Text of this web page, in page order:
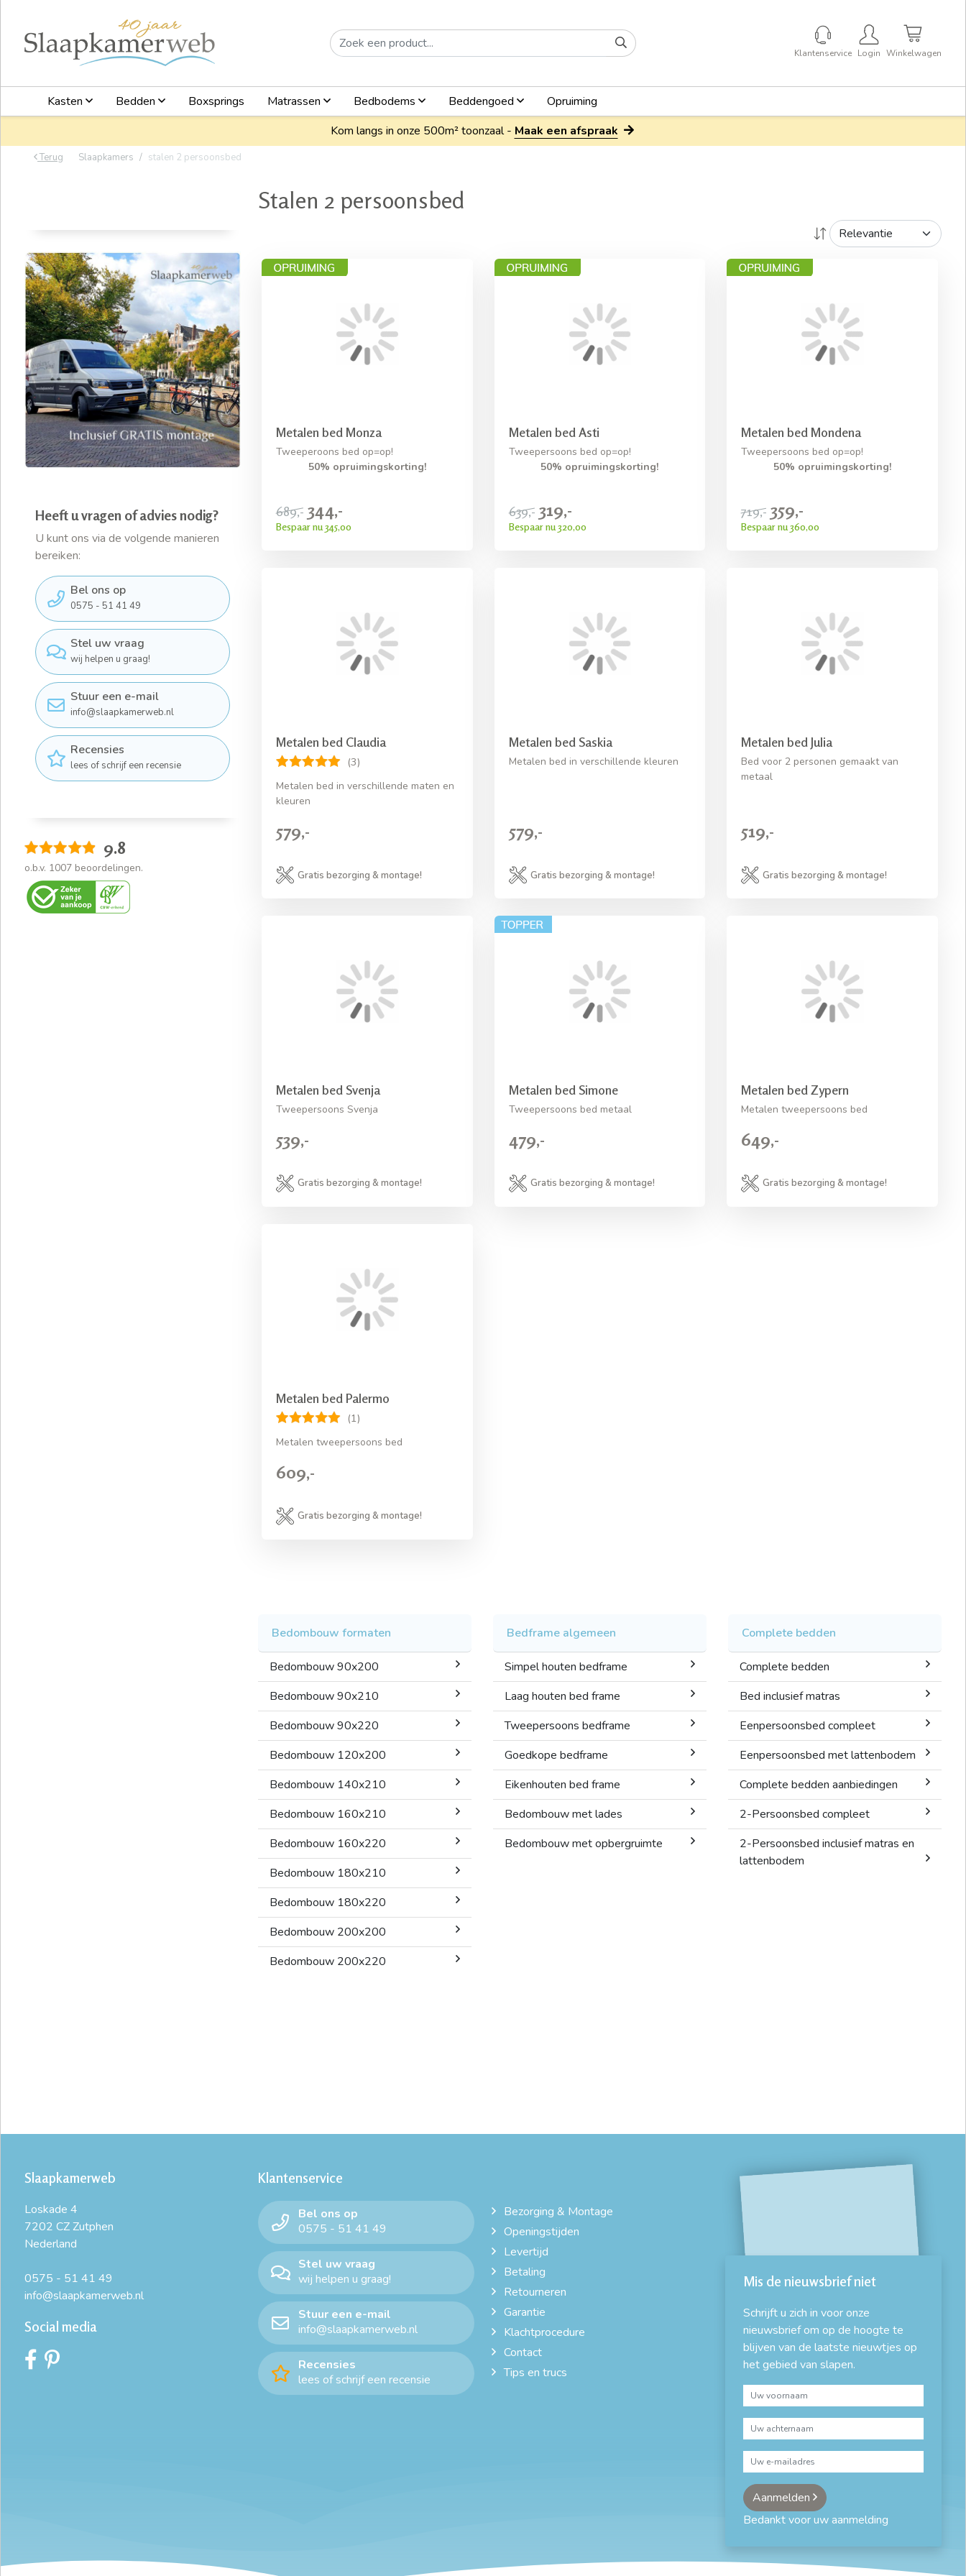
Klantenservice Login Winkelwagen
Kasten Bedden Boxsprings Matrassen Bedbodems Beddengoed
Opruiming
Kom langs in onze 500m² toonzaal - Maak een afspraak
Terug Slaapkamers stalen 2 persoonsbed
Heeft u vragen of advies nodig?
U kunt ons via de volgende manieren
bereiken:
Bel ons op
0575 - 51 41 49
Stel uw vraag
wij helpen u graag!
Stuur een e-mail
info@slaapkamerweb.nl
Recensies
lees of schrijf een recensie
9.8
o.b.v. 1007 beoordelingen.
Stalen 2 persoonsbed
Metalen bed Monza
Tweeperoons bed op=op!
50% opruimingskorting!
689,- 344,-
Bespaar nu 345,00
Metalen bed Asti
Tweepersoons bed op=op!
50% opruimingskorting!
639,- 319,-
Bespaar nu 320,00
Metalen bed Mondena
Tweepersoons bed op=op!
50% opruimingskorting!
719,- 359,-
Bespaar nu 360,00
Metalen bed Claudia
(3)
Metalen bed in verschillende maten en
kleuren
579,-
Gratis bezorging & montage!
Metalen bed Saskia
Metalen bed in verschillende kleuren
579,-
Gratis bezorging & montage!
Metalen bed Julia
Bed voor 2 personen gemaakt van
metaal
519,-
Gratis bezorging & montage!
Metalen bed Svenja
Tweepersoons Svenja
539,-
Gratis bezorging & montage!
Metalen bed Simone
Tweepersoons bed metaal
479,-
Gratis bezorging & montage!
Metalen bed Zypern
Metalen tweepersoons bed
649,-
Gratis bezorging & montage!
Metalen bed Palermo
(1)
Metalen tweepersoons bed
609,-
Gratis bezorging & montage!
Bedombouw formaten
Bedombouw 90x200
Bedombouw 90x210
Bedombouw 90x220
Bedombouw 120x200
Bedombouw 140x210
Bedombouw 160x210
Bedombouw 160x220
Bedombouw 180x210
Bedombouw 180x220
Bedombouw 200x200
Bedombouw 200x220
Bedframe algemeen
Simpel houten bedframe
Laag houten bed frame
Tweepersoons bedframe
Goedkope bedframe
Eikenhouten bed frame
Bedombouw met lades
Bedombouw met opbergruimte
Complete bedden
Complete bedden
Bed inclusief matras
Eenpersoonsbed compleet
Eenpersoonsbed met lattenbodem
Complete bedden aanbiedingen
2-Persoonsbed compleet
2-Persoonsbed inclusief matras en
lattenbodem
Slaapkamerweb
Loskade 4
7202 CZ Zutphen
Nederland
0575 - 51 41 49
info@slaapkamerweb.nl
Social media
Klantenservice
Bel ons op
0575 - 51 41 49
Stel uw vraag
wij helpen u graag!
Stuur een e-mail
info@slaapkamerweb.nl
Recensies
lees of schrijf een recensie
Bezorging & Montage
Openingstijden
Levertijd
Betaling
Retourneren
Garantie
Klachtprocedure
Contact
Tips en trucs
Mis de nieuwsbrief niet
Schrijft u zich in voor onze
nieuwsbrief om op de hoogte te
blijven van de laatste nieuwtjes op
het gebied van slapen.
Aanmelden
Bedankt voor uw aanmelding